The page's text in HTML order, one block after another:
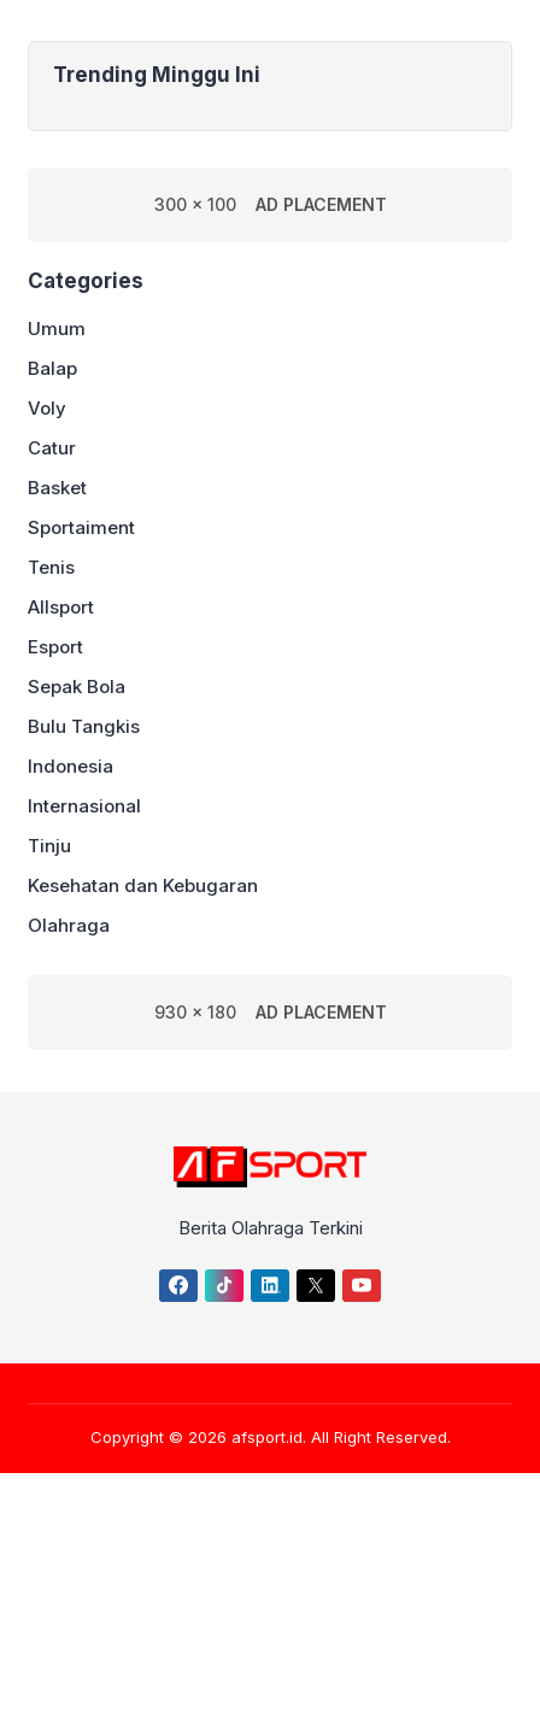
Trending Minggu Ini
300 x 100 AD PLACEMENT
Categories
Umum
Balap
Voly
Catur
Basket
Sportaiment
Tenis
Allsport
Esport
Sepak Bola
Bulu Tangkis
Indonesia
Internasional
Tinju
Kesehatan dan Kebugaran
Olahraga
930 x 180 AD PLACEMENT
Berita Olahraga Terkini
Copyright © 2026 afsport.id. All Right Reserved.